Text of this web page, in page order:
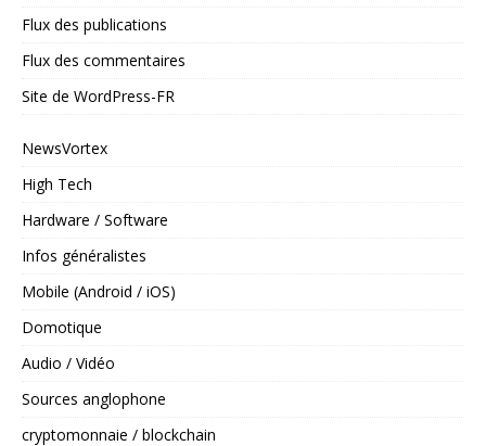
Flux des publications
Flux des commentaires
Site de WordPress-FR
NewsVortex
High Tech
Hardware / Software
Infos généralistes
Mobile (Android / iOS)
Domotique
Audio / Vidéo
Sources anglophone
cryptomonnaie / blockchain